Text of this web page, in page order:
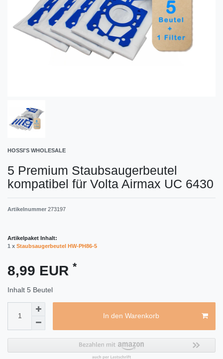
HOSSI'S WHOLESALE
5 Premium Staubsaugerbeutel
kompatibel für Volta Airmax UC 6430
Artikelnummer 273197
Artikelpaket Inhalt:
1 x Staubsaugerbeutel HW-PH86-5
8,99 EUR *
Inhalt 5 Beutel
In den Warenkorb